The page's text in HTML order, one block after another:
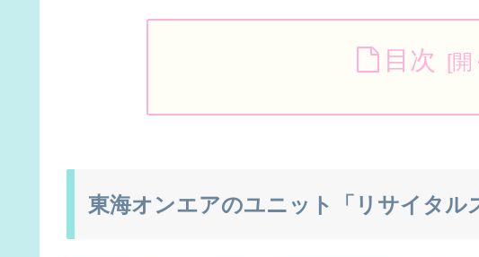
目次
東海オンエアのユニット「リサイタル